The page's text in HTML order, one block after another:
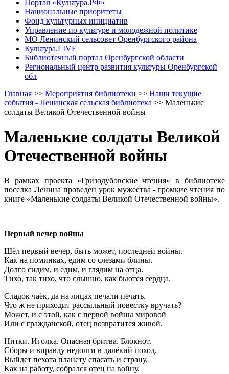
Портал «Культура.РФ»
Национальные приоритеты
Фонд культурных инициатив
Управление по культуре и молодежной политике
МО Ленинский сельсовет Оренбургского района
Культура.LIVE
Библиотечный портал Оренбургской области
Региональный центр развития культуры Оренбургской
обл
Главная >> Мероприятия библиотеки >> Наши текущие
события - Ленинская сельская библиотека >> Маленькие
солдаты Великой Отечественной войны
Маленькие солдаты Великой
Отечественной войны
В рамках проекта «Гризодубовские чтения» в библиотеке
поселка Ленина проведен урок мужества - громкие чтения по
книге «Маленькие солдаты Великой Отечественной войны».
Первый вечер войны
Шёл первый вечер, быть может, последней войны.
Как на поминках, едим со слезами блины.
Долго сидим, и едим, и глядим на отца.
Тихо, так тихо, что слышно, как бьются сердца.
Сладок чаёк, да на лицах печали печать.
Что ж не приходит рассыльный повестку вручать?
Может, и с этой, как с первой войны мировой
Или с гражданской, отец возвратится живой.
Нитки. Иголка. Опасная бритва. Блокнот.
Сборы и вправду недолги в далёкий поход.
Выйдет пехота планету спасать и страну.
Как на работу, собрался отец на войну.